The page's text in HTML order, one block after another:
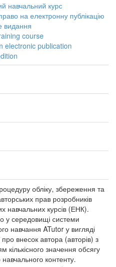
навчальний курс
на електронну публікацію
видання
course
electronic publication
обліку, збереження та
прав розробників
навчальних курсів (ЕНК).
у середовищі системи
навчання ATutor у вигляді
про внесок автора (авторів) з
кількісного значення обсягу
контенту.